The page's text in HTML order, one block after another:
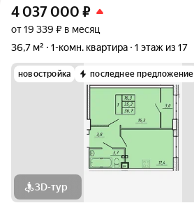
4 037 000 ₽
от 19 339 ₽ в месяц
36,7 м²
1-комн. квартира 1 этаж из 17
новостройка последнее предложение
3D-тур